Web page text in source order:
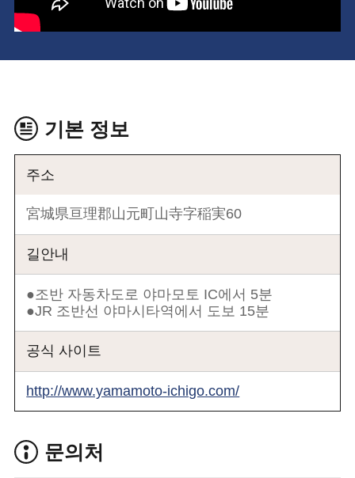
기본 정보
주소
宮城県亘理郡山元町山寺字稲実60
길안내
●조반 자동차도로 야마모토 IC에서 5분
●JR 조반선 야마시타역에서 도보 15분
공식 사이트
http://www.yamamoto-ichigo.com/
문의처